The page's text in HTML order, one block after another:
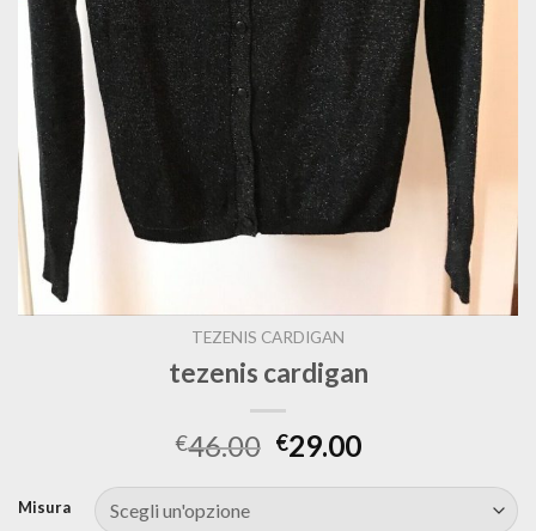
TEZENIS CARDIGAN
tezenis cardigan
€46.00 €29.00
Misura